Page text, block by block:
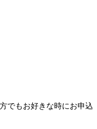
でもお好きな時にお申込